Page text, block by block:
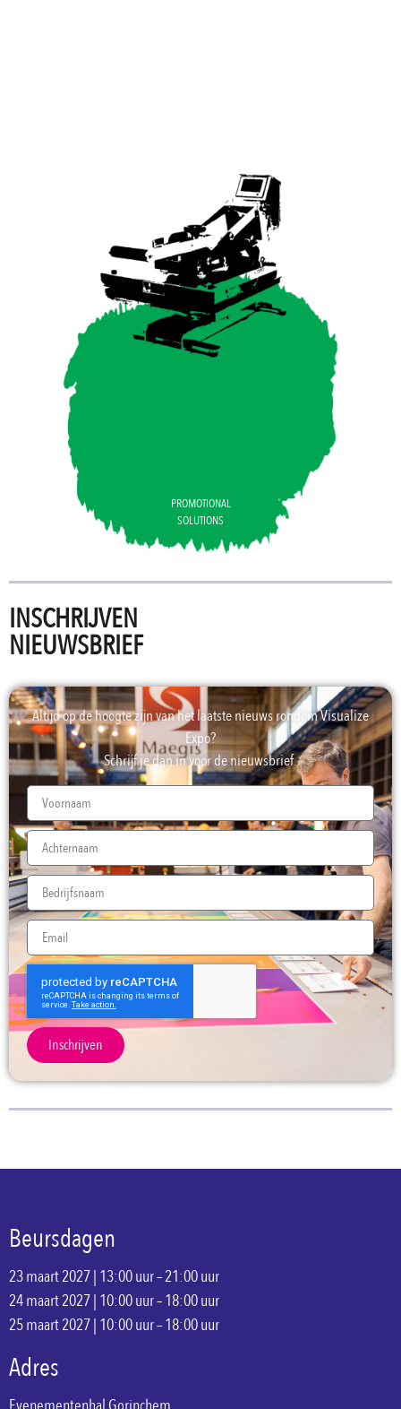
PROMOTIONAL
SOLUTIONS
INSCHRIJVEN
NIEUWSBRIEF
Altijd op de hoogte zijn van het laatste nieuws rondom Visualize
Expo?
Schrijf je dan in voor de nieuwsbrief.
Inschrijven
Beursdagen
23 maart 2027 | 13:00 uur – 21:00 uur
24 maart 2027 | 10:00 uur – 18:00 uur
25 maart 2027 | 10:00 uur – 18:00 uur
Adres